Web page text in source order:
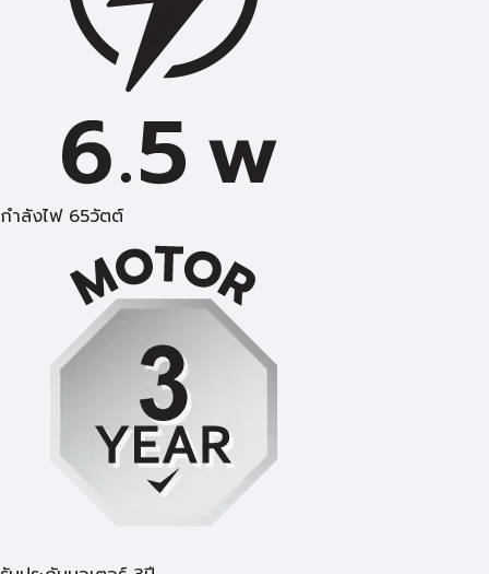
กำลังไฟ 65วัตต์